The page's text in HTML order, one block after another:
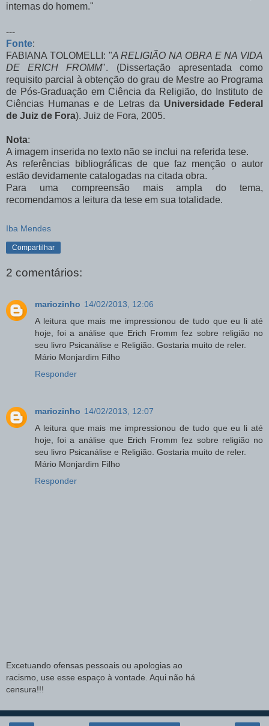
internas do homem."
---
Fonte:
FABIANA TOLOMELLI: "A RELIGIÃO NA OBRA E NA VIDA
DE ERICH FROMM". (Dissertação apresentada como
requisito parcial à obtenção do grau de Mestre ao Programa
de Pós-Graduação em Ciência da Religião, do Instituto de
Ciências Humanas e de Letras da Universidade Federal
de Juiz de Fora). Juiz de Fora, 2005.
Nota:
A imagem inserida no texto não se inclui na referida tese.
As referências bibliográficas de que faz menção o autor
estão devidamente catalogadas na citada obra.
Para uma compreensão mais ampla do tema,
recomendamos a leitura da tese em sua totalidade.
Iba Mendes
Compartilhar
2 comentários:
mariozinho 14/02/2013, 12:06
A leitura que mais me impressionou de tudo que eu li até
hoje, foi a análise que Erich Fromm fez sobre religião no
seu livro Psicanálise e Religião. Gostaria muito de reler.
Mário Monjardim Filho
Responder
mariozinho 14/02/2013, 12:07
A leitura que mais me impressionou de tudo que eu li até
hoje, foi a análise que Erich Fromm fez sobre religião no
seu livro Psicanálise e Religião. Gostaria muito de reler.
Mário Monjardim Filho
Responder
Excetuando ofensas pessoais ou apologias ao
racismo, use esse espaço à vontade. Aqui não há
censura!!!